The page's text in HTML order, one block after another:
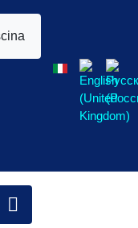
Seleziona la tua